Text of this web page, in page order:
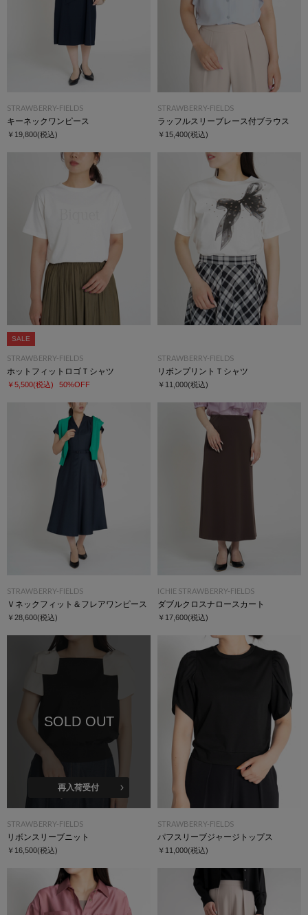
STRAWBERRY-FIELDS
キーネックワンピース
￥19,800(税込)
STRAWBERRY-FIELDS
ラッフルスリーブレース付ブラウス
￥15,400(税込)
SALE
STRAWBERRY-FIELDS
ホットフィットロゴＴシャツ
￥5,500(税込) 50%OFF
STRAWBERRY-FIELDS
リボンプリントＴシャツ
￥11,000(税込)
STRAWBERRY-FIELDS
Ｖネックフィット＆フレアワンピース
￥28,600(税込)
ICHIE STRAWBERRY-FIELDS
ダブルクロスナロースカート
￥17,600(税込)
SOLD OUT
再入荷受付
STRAWBERRY-FIELDS
リボンスリーブニット
￥16,500(税込)
STRAWBERRY-FIELDS
パフスリーブジャージトップス
￥11,000(税込)